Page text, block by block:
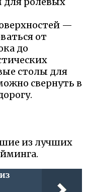
—
от
до
столы для
свернуть в
из лучших